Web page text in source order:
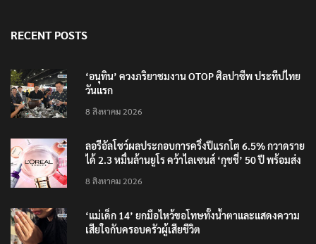
RECENT POSTS
‘อนุทิน’ ควงภริยาชมงาน OTOP ศิลปาชีพ ประทีปไทย
วันแรก
8 สิงหาคม 2026
ลอรีอัลโชว์ผลประกอบการครึ่งปีแรกโต 6.5% กวาดราย
ได้ 2.3 หมื่นล้านยูโร คว้าไลเซนส์ ‘กุชชี่’ 50 ปี พร้อมส่ง
8 สิงหาคม 2026
‘แม่เด็ก 14’ ยกมือไหว้ขอโทษทั้งน้ำตาและแสดงความ
เสียใจกับครอบครัวผู้เสียชีวิต